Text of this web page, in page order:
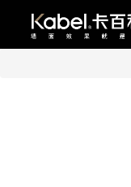
艺术漆加盟